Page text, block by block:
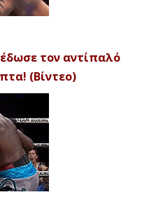
τον αντίπαλό
(Βίντεο)